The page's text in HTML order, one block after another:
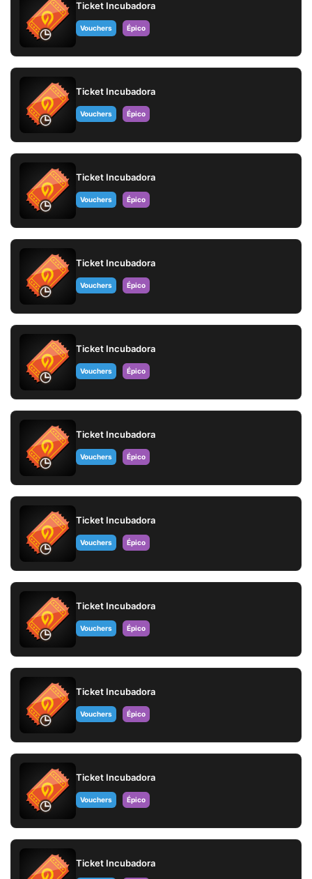
Ticket Incubadora
Vouchers Épico
Ticket Incubadora
Vouchers Épico
Ticket Incubadora
Vouchers Épico
Ticket Incubadora
Vouchers Épico
Ticket Incubadora
Vouchers Épico
Ticket Incubadora
Vouchers Épico
Ticket Incubadora
Vouchers Épico
Ticket Incubadora
Vouchers Épico
Ticket Incubadora
Vouchers Épico
Ticket Incubadora
Vouchers Épico
Ticket Incubadora